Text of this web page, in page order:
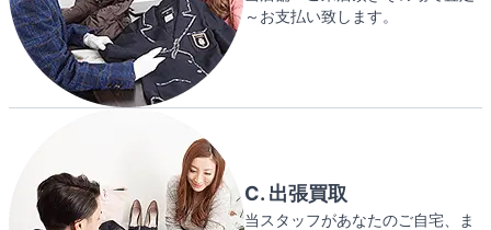
～お支払い致します。
C. 出張買取
当スタッフがあなたのご自宅、ま